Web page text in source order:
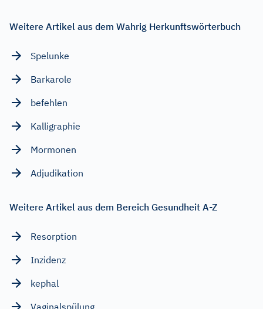
Weitere Artikel aus dem Wahrig Herkunftswörterbuch
Spelunke
Barkarole
befehlen
Kalligraphie
Mormonen
Adjudikation
Weitere Artikel aus dem Bereich Gesundheit A-Z
Resorption
Inzidenz
kephal
Vaginalspülung